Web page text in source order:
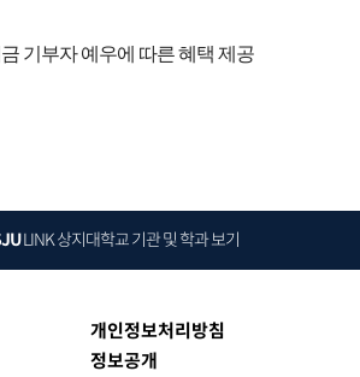
기부자 예우에 따른 혜택 제공
LINK상지대학교 기관 및 학과 보기
개인정보처리방침
정보공개